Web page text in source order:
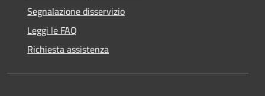
Segnalazione disservizio
Leggi le FAQ
Richiesta assistenza